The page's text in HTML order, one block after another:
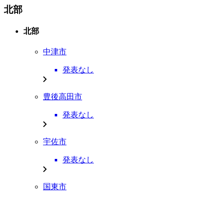
北部
北部
中津市
発表なし
豊後高田市
発表なし
宇佐市
発表なし
国東市